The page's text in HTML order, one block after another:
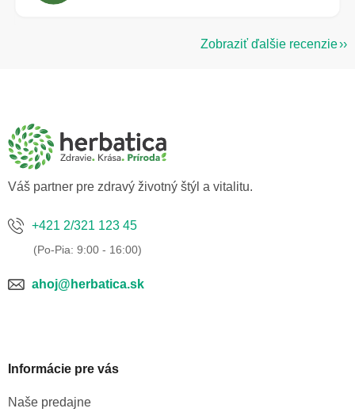
Zobraziť ďalšie recenzie
Váš partner pre zdravý životný štýl a vitalitu.
+421 2/321 123 45
ahoj@herbatica.sk
Informácie pre vás
Naše predajne